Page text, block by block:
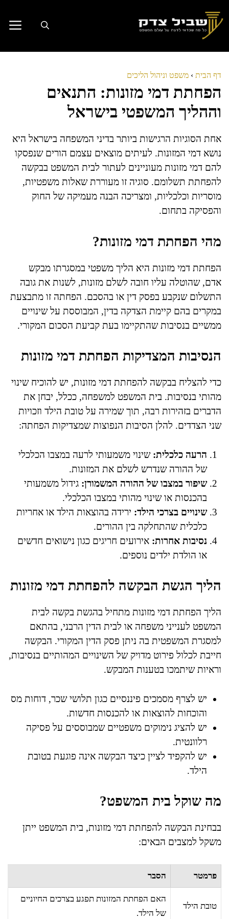
לתוכן
דף הבית › משפט וניהול הליכים
הפחתת דמי מזונות: התנאים
וההליך המשפטי בישראל
אחת הסוגיות הרגישות ביותר בדיני המשפחה בישראל היא
נושא דמי המזונות. לעיתים מוצאים עצמם הורים שנפסקו
להם דמי מזונות מעוניינים לעתור לבית המשפט בבקשה
להפחתת תשלומם. סוגיה זו מעוררת שאלות משפטיות,
מוסריות וכלכליות, ומצריכה הבנה מעמיקה של החוק
והפסיקה בתחום.
מהי הפחתת דמי מזונות?
הפחתת דמי מזונות היא הליך משפטי במסגרתו מבקש
אדם, שהוטלה עליו חובה לשלם מזונות, לשנות את גובה
התשלום שנקבע בפסק דין או בהסכם. הפחתה זו מתבצעת
במקרים בהם קיימת הצדקה בדין, המבוססת על שינויים
ממשיים בנסיבות שהתקיימו בעת קביעת הסכום המקורי.
הנסיבות המצדיקות הפחתת דמי מזונות
כדי להצליח בבקשה להפחתת דמי מזונות, יש להוכיח שינוי
מהותי בנסיבות. בית המשפט למשפחה, ככלל, יבחן את
הדברים בזהירות רבה, תוך שמירה על טובת הילד וזכויות
שני הצדדים. להלן הסיבות הנפוצות שמצדיקות הפחתה:
הרעה כלכלית: שינוי משמעותי לרעה במצבו הכלכלי
של ההורה שנדרש לשלם את המזונות.
שיפור במצבו של ההורה המשמורן: גידול משמעותי
בהכנסות או שינוי מהותי במצבו הכלכלי.
שינויים בצרכי הילד: ירידה בהוצאות הילד או אחריות
כלכלית שהתחלקה בין ההורים.
נסיבות אחרות: אירועים חריגים כגון נישואים חדשים
או הולדת ילדים נוספים.
הליך הגשת הבקשה להפחתת דמי מזונות
הליך הפחתת דמי מזונות מתחיל בהגשת בקשה לבית
המשפט לענייני משפחה או לבית הדין הרבני, בהתאם
למסגרת המשפטית בה ניתן פסק הדין המקורי. הבקשה
חייבת לכלול פירוט מדויק של השינויים המהותיים בנסיבות,
וראיות שיתמכו בטענות המבקש.
יש לצרף מסמכים פיננסיים כגון תלושי שכר, דוחות מס
והוכחות להוצאות או להכנסות חדשות.
יש להציג נימוקים משפטיים שמבוססים על פסיקה
רלוונטית.
יש להקפיד לציין כיצד הבקשה אינה פוגעת בטובת
הילד.
מה שוקל בית המשפט?
בבחינת הבקשה להפחתת דמי מזונות, בית המשפט ייתן
משקל למצבים הבאים:
פרמטר הסבר
טובת הילד
האם הפחתת המזונות תפגע בצרכים החיוניים
של הילד.